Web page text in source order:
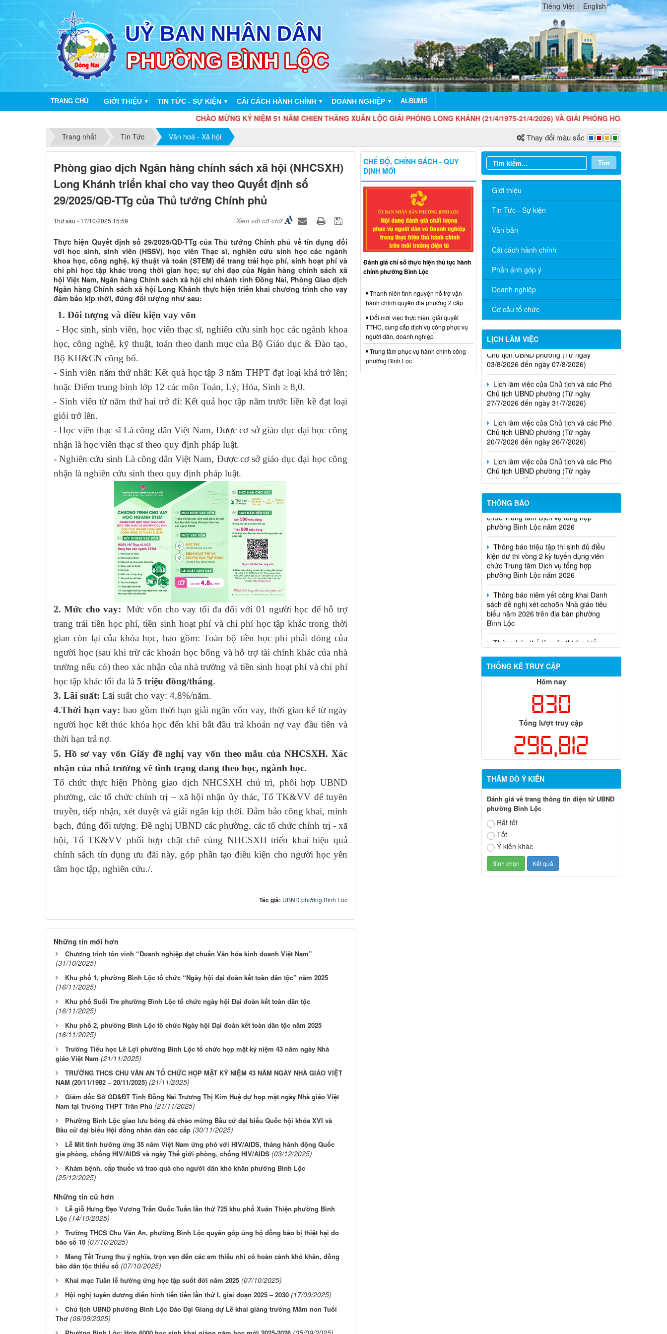
Tiếng Việt English
TRANG CHỦ GIỚI THIỆU ▼ TIN TỨC - SỰ KIỆN ▼ CẢI CÁCH HÀNH CHÍNH ▼ DOANH NGHIỆP ▼ ALBUMS
CHÀO MỪNG KỶ NIỆM 51 NĂM CHIẾN THẮNG XUÂN LỘC GIẢI PHÓNG LONG KHÁNH (21/4/1975-21/4/2026) VÀ GIẢI PHÓNG HOÀN TOÀN MIỀN
Trang nhất
Tin Tức Văn hoá - Xã hội Thay đổi màu sắc
Phòng giao dịch Ngân hàng chính sách xã hội (NHCSXH)
Long Khánh triển khai cho vay theo Quyết định số
29/2025/QĐ-TTg của Thủ tướng Chính phủ
Thứ sáu - 17/10/2025 15:59 Xem với cỡ chữ
Thực hiện Quyết định số 29/2025/QĐ-TTg của Thủ tướng Chính phủ về tín dụng đối
với học sinh, sinh viên (HSSV), học viên Thạc sĩ, nghiên cứu sinh học các ngành
khoa học, công nghệ, kỹ thuật và toán (STEM) để trang trải học phí, sinh hoạt phí và
chi phí học tập khác trong thời gian học; sự chỉ đạo của Ngân hàng chính sách xã
hội Việt Nam, Ngân hàng Chính sách xã hội chi nhánh tỉnh Đồng Nai, Phòng Giao dịch
Ngân hàng Chính sách xã hội Long Khánh thực hiện triển khai chương trình cho vay
đảm bảo kịp thời, đúng đối tượng như sau:
1. Đối tượng và điều kiện vay vốn
- Học sinh, sinh viên, học viên thạc sĩ, nghiên cứu sinh học các ngành khoa
học, công nghệ, kỹ thuật, toán theo danh mục của Bộ Giáo dục & Đào tạo,
Bộ KH&CN công bố.
- Sinh viên năm thứ nhất: Kết quả học tập 3 năm THPT đạt loại khá trở lên;
hoặc Điểm trung bình lớp 12 các môn Toán, Lý, Hóa, Sinh ≥ 8,0.
- Sinh viên từ năm thứ hai trở đi: Kết quả học tập năm trước liền kề đạt loại
giỏi trở lên.
- Học viên thạc sĩ Là công dân Việt Nam, Được cơ sở giáo dục đại học công
nhận là học viên thạc sĩ theo quy định pháp luật.
- Nghiên cứu sinh Là công dân Việt Nam, Được cơ sở giáo dục đại học công
nhận là nghiên cứu sinh theo quy định pháp luật.
2. Mức cho vay: Mức vốn cho vay tối đa đối với 01 người học để hỗ trợ
trang trải tiền học phí, tiền sinh hoạt phí và chi phí học tập khác trong thời
gian còn lại của khóa học, bao gồm: Toàn bộ tiền học phí phải đóng của
người học (sau khi trừ các khoản học bổng và hỗ trợ tài chính khác của nhà
trường nếu có) theo xác nhận của nhà trường và tiền sinh hoạt phí và chi phí
học tập khác tối đa là 5 triệu đồng/tháng.
3. Lãi suất: Lãi suất cho vay: 4,8%/năm.
4.Thời hạn vay:bao gồm thời hạn giải ngân vốn vay, thời gian kể từ ngày
người học kết thúc khóa học đến khi bắt đầu trả khoản nợ vay đầu tiên và
thời hạn trả nợ.
5. Hồ sơ vay vốn Giấy đề nghị vay vốn theo mẫu của NHCSXH. Xác
nhận của nhà trường về tình trạng đang theo học, ngành học.
Tổ chức thực hiện Phòng giao dịch NHCSXH chủ trì, phối hợp UBND
phường, các tổ chức chính trị – xã hội nhận ủy thác, Tổ TK&VV để tuyên
truyền, tiếp nhận, xét duyệt và giải ngân kịp thời. Đảm bảo công khai, minh
bạch, đúng đối tượng. Đề nghị UBND các phường, các tổ chức chính trị - xã
hội, Tổ TK&VV phối hợp chặt chẽ cùng NHCSXH triển khai hiệu quả
chính sách tín dụng ưu đãi này, góp phần tạo điều kiện cho người học yên
tâm học tập, nghiên cứu./.
Tác giả: UBND phường Bình Lộc
Những tin mới hơn
Chương trình tôn vinh “Doanh nghiệp đạt chuẩn Văn hóa kinh doanh Việt Nam”
(31/10/2025)
Khu phố 1, phường Bình Lộc tổ chức “Ngày hội đại đoàn kết toàn dân tộc” năm 2025
(16/11/2025)
Khu phố Suối Tre phường Bình Lộc tổ chức ngày hội Đại đoàn kết toàn dân tộc
(16/11/2025)
Khu phố 2, phường Bình Lộc tổ chức Ngày hội Đại đoàn kết toàn dân tộc năm 2025
(16/11/2025)
Trường Tiểu học Lê Lợi phường Bình Lộc tổ chức họp mặt kỷ niệm 43 năm ngày Nhà
giáo Việt Nam (21/11/2025)
TRƯỜNG THCS CHU VĂN AN TỔ CHỨC HỌP MẶT KỶ NIỆM 43 NĂM NGÀY NHÀ GIÁO VIỆT
NAM (20/11/1982 – 20/11/2025) (21/11/2025)
Giám đốc Sở GD&ĐT Tỉnh Đồng Nai Trương Thị Kim Huệ dự họp mặt ngày Nhà giáo Việt
Nam tại Trường THPT Trần Phú (21/11/2025)
Phường Bình Lộc giao lưu bóng đá chào mừng Bầu cử đại biểu Quốc hội khóa XVI và
Bầu cử đại biểu Hội đồng nhân dân các cấp (30/11/2025)
Lễ Mít tinh hưởng ứng 35 năm Việt Nam ứng phó với HIV/AIDS, tháng hành động Quốc
gia phòng, chống HIV/AIDS và ngày Thế giới phòng, chống HIV/AIDS (03/12/2025)
Khám bệnh, cấp thuốc và trao quà cho người dân khó khăn phường Bình Lộc
(25/12/2025)
Những tin cũ hơn
Lễ giỗ Hưng Đạo Vương Trần Quốc Tuấn lần thứ 725 khu phố Xuân Thiện phường Bình
Lộc (14/10/2025)
Trường THCS Chu Văn An, phường Bình Lộc quyên góp ủng hộ đồng bào bị thiệt hại do
bão số 10 (07/10/2025)
Mang Tết Trung thu ý nghĩa, trọn vẹn đến các em thiếu nhi có hoàn cảnh khó khăn, đồng
bào dân tộc thiểu số (07/10/2025)
Khai mạc Tuần lễ hưởng ứng học tập suốt đời năm 2025 (07/10/2025)
Hội nghị tuyên dương điển hình tiến tiến lần thứ I, giai đoạn 2025 – 2030 (17/09/2025)
Chủ tịch UBND phường Bình Lộc Đào Đại Giang dự Lễ khai giảng trường Mầm non Tuổi
Thơ (06/09/2025)
Tìm
Giới thiệu
Tin Tức - Sự kiện
Văn bản
Cải cách hành chính
Phản ánh góp ý
Doanh nghiệp
Cơ cấu tổ chức
LỊCH LÀM VIỆC
Lịch làm việc của Chủ tịch và các Phó
Chủ tịch UBND phường (Từ ngày
03/8/2026 đến ngày 07/8/2026)
Lịch làm việc của Chủ tịch và các Phó
Chủ tịch UBND phường (Từ ngày
27/7/2026 đến ngày 31/7/2026)
Lịch làm việc của Chủ tịch và các Phó
Chủ tịch UBND phường (Từ ngày
20/7/2026 đến ngày 26/7/2026)
Lịch làm việc của Chủ tịch và các Phó
Chủ tịch UBND phường (Từ ngày
13/7/2026 đến ngày 17/7/2026)
THÔNG BÁO
Thông báo kết quả kỳ tuyển dụng viên
chức Trung tâm Dịch vụ tổng hợp
phường Bình Lộc năm 2026
Thông báo triệu tập thi sinh đủ điều
kiện dư thi vòng 2 kỳ tuyển dụng viên
chức Trung tâm Dịch vụ tổng hợp
phường Bình Lộc năm 2026
Thông báo niêm yết công khai Danh
sách đề nghị xét ccho5n Nhà giáo tiêu
biểu năm 2026 trên địa bàn phường
Bình Lộc
Thông báo thể lệ cuộc thi tìm hiểu
pháp luật năm 2026
THỐNG KÊ TRUY CẬP
Hôm nay
830
Tổng lượt truy cập
296,812
THĂM DÒ Ý KIẾN
Đánh giá về trang thông tin điện tử UBND
phường Bình Lộc
Rất tốt
Tốt
Ý kiến khác
CHẾ ĐỘ, CHÍNH SÁCH - QUY
ĐỊNH MỚI
Đánh giá chỉ số thực hiện thủ tục hành
chính phường Bình Lộc
Thanh niên tình nguyện hỗ trợ vận
hành chính quyền địa phương 2 cấp
Đổi mới việc thực hiện, giải quyết
TTHC, cung cấp dịch vụ công phục vụ
người dân, doanh nghiệp
Trung tâm phục vụ hành chính công
phường Bình Lộc